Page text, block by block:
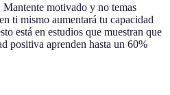
motivado y no temas
ti mismo aumentará tu capacidad
está en estudios que muestran que
positiva aprenden hasta un 60%